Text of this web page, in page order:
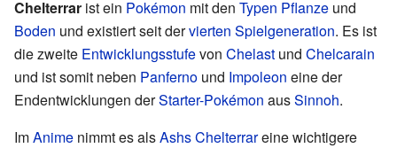
Chelterrar ist ein Pokémon mit den Typen Pflanze und
Boden und existiert seit dervierten Spielgeneration. Es ist
die zweite Entwicklungsstufevon Chelast und Chelcarain
und ist somit neben Panferno und Impoleon eine der
Endentwicklungen derStarter-Pokémon ausSinnoh.
ImAnime nimmt es alsAshs Chelterrareine wichtigere